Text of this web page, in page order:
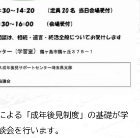
よる「成年後見制度」の基礎が学
会を行います。